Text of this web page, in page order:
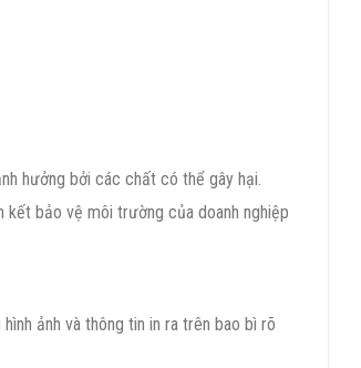
hưởng bởi các chất có thể gây hại.
kết bảo vệ môi trường của doanh nghiệp
ảnh và thông tin in ra trên bao bì rõ